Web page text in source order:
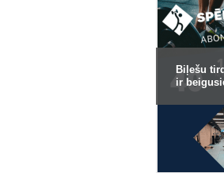
Biļešu
ir